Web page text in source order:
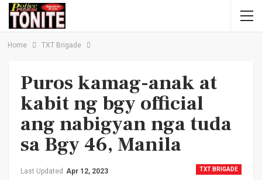
Home TXT Brigade
Puros kamag-anak at
kabit ng bgy official
ang nabigyan nga tuda
sa Bgy 46, Manila
TXT BRIGADE
Last Updated Apr 12, 2023